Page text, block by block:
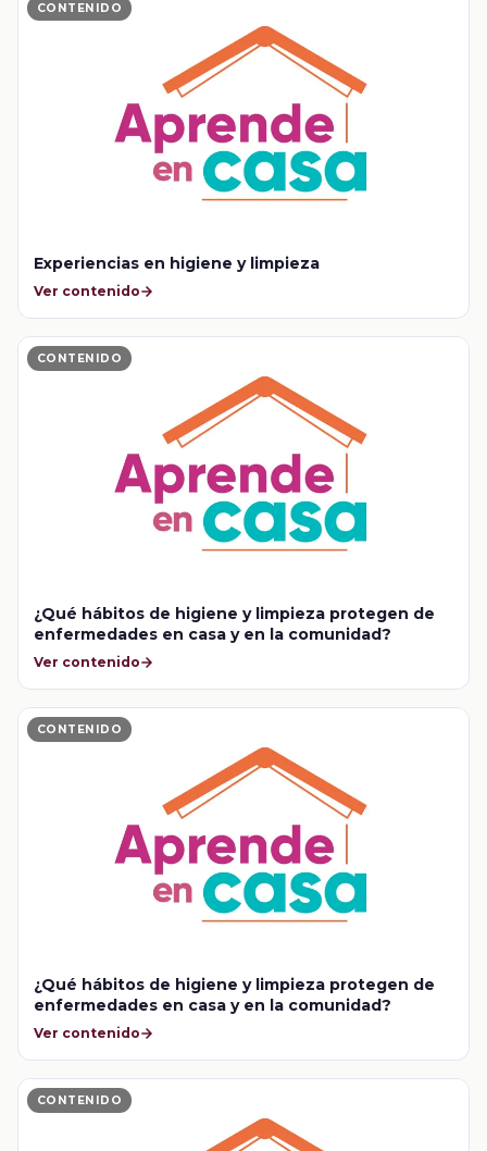
CONTENIDO
Experiencias en higiene y limpieza
Ver contenido
CONTENIDO
¿Qué hábitos de higiene y limpieza protegen de
enfermedades en casa y en la comunidad?
Ver contenido
CONTENIDO
¿Qué hábitos de higiene y limpieza protegen de
enfermedades en casa y en la comunidad?
Ver contenido
CONTENIDO